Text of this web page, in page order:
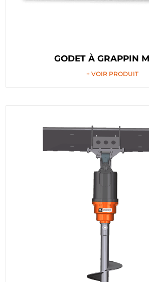
GODET À GRAPPIN
+ VOIR PRODUIT